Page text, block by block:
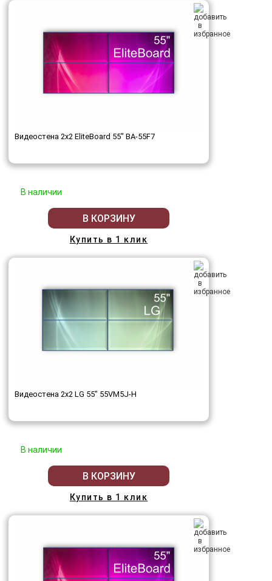
Видеостена 2x2 EliteBoard 55" BA-55F7
В наличии
В КОРЗИНУ
Купить в 1 клик
Видеостена 2x2 LG 55" 55VM5J-H
В наличии
В КОРЗИНУ
Купить в 1 клик